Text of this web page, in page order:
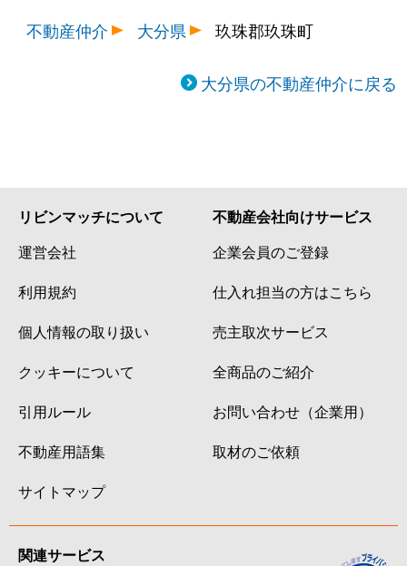
不動産仲介
大分県 玖珠郡玖珠町
大分県の不動産仲介に戻る
リビンマッチについて
運営会社
利用規約
個人情報の取り扱い
クッキーについて
引用ルール
不動産用語集
サイトマップ
不動産会社向けサービス
企業会員のご登録
仕入れ担当の方はこちら
売主取次サービス
全商品のご紹介
お問い合わせ（企業用）
取材のご依頼
関連サービス